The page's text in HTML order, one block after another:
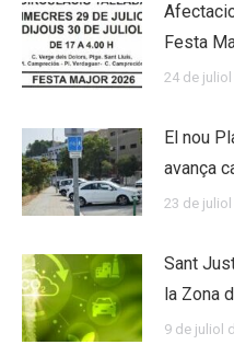
Festa
24 de
El nou
avança
23 de
Sant
la Zona
9 de juliol